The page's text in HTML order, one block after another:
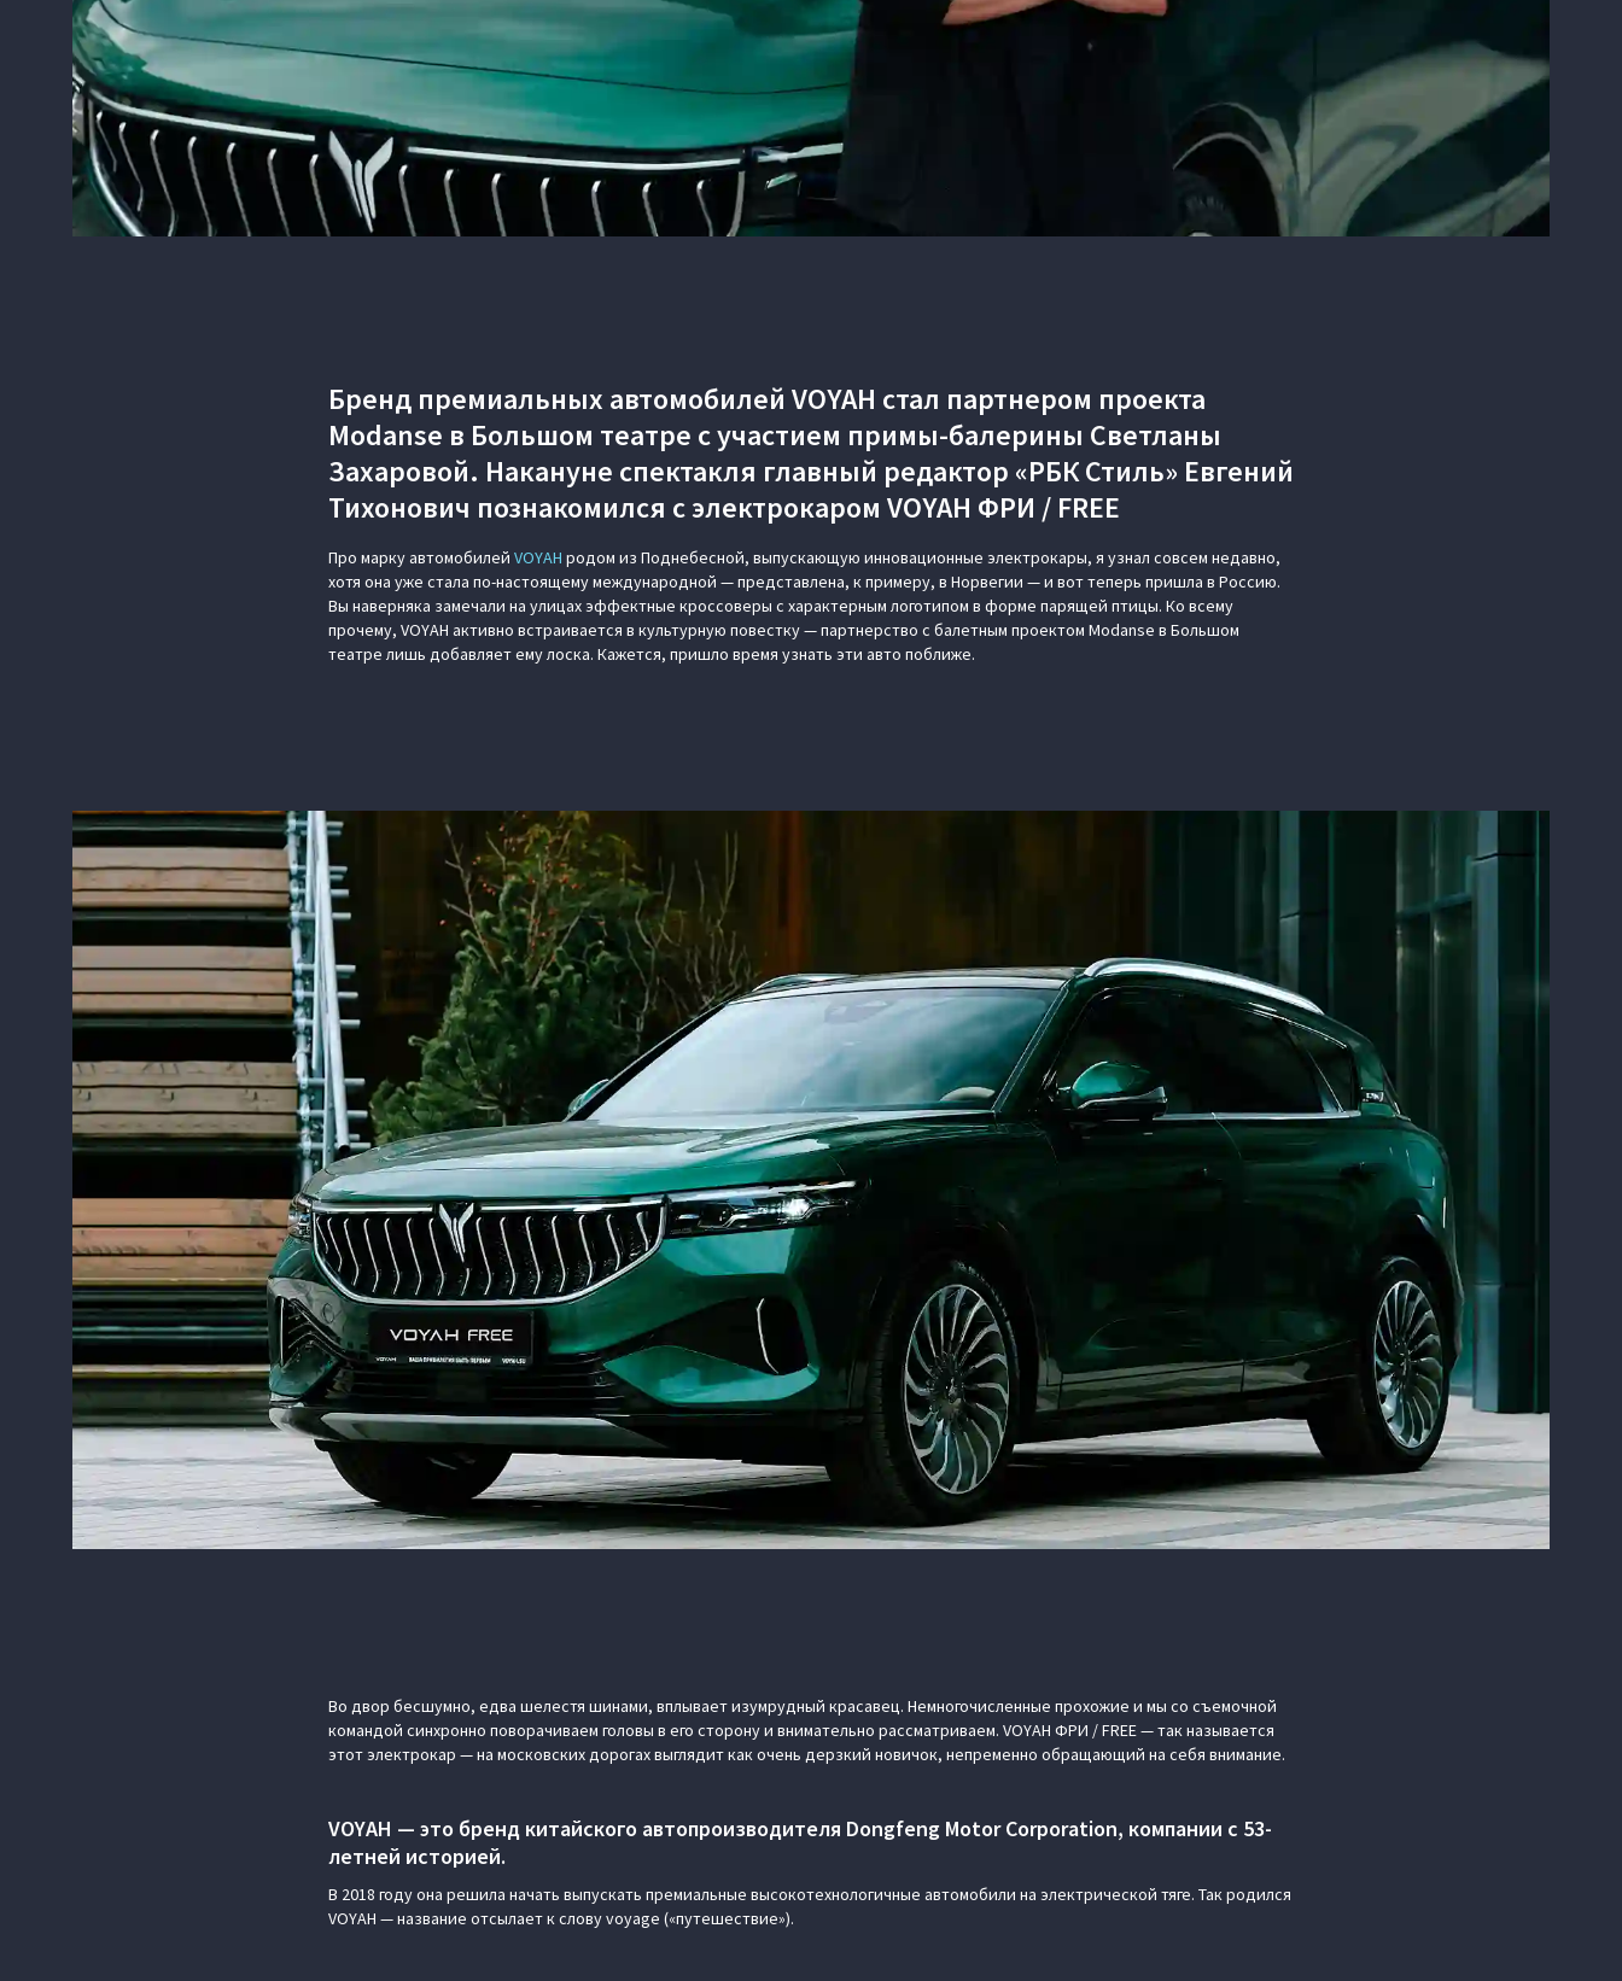
Бренд премиальных автомобилей VOYAH стал партнером проекта
Modanse в Большом театре с участием примы-балерины Светланы
Захаровой. Накануне спектакля главный редактор «РБК Стиль» Евгений
Тихонович познакомился с электрокаром VOYAH ФРИ / FREE
Про марку автомобилей VOYAH родом из Поднебесной, выпускающую инновационные электрокары, я узнал совсем недавно,
хотя она уже стала по-настоящему международной — представлена, к примеру, в Норвегии — и вот теперь пришла в Россию.
Вы наверняка замечали на улицах эффектные кроссоверы с характерным логотипом в форме парящей птицы. Ко всему
прочему, VOYAH активно встраивается в культурную повестку — партнерство с балетным проектом Modanse в Большом
театре лишь добавляет ему лоска. Кажется, пришло время узнать эти авто поближе.
Во двор бесшумно, едва шелестя шинами, вплывает изумрудный красавец. Немногочисленные прохожие и мы со съемочной
командой синхронно поворачиваем головы в его сторону и внимательно рассматриваем. VOYAH ФРИ / FREE — так называется
этот электрокар — на московских дорогах выглядит как очень дерзкий новичок, непременно обращающий на себя внимание.
VOYAH — это бренд китайского автопроизводителя Dongfeng Motor Corporation, компании с 53-
летней историей.
В 2018 году она решила начать выпускать премиальные высокотехнологичные автомобили на электрической тяге. Так родился
VOYAH — название отсылает к слову voyage («путешествие»).